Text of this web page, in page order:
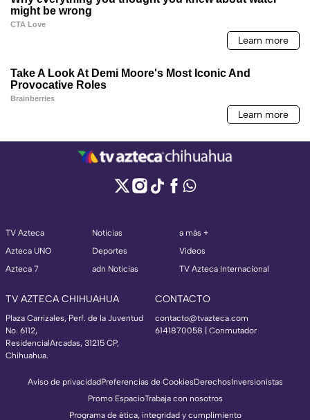
TV Azteca
Azteca UNO
Azteca 7
Noticias
Deportes
adn Noticias
a más +
Videos
TV Azteca Internacional
TV AZTECA CHIHUAHUA
Plaza Carrizales, Perf. de la Juventud
No. 6112,
ResidencialArcadas, 31215 CP,
Chihuahua.
CONTACTO
contacto@tvazteca.com
6141870058 | Conmutador
Aviso de privacidadPreferencias de CookiesDerechosInversionistas
Promo EspacioTrabaja con nosotros
Programa de ética, integridad y cumplimiento